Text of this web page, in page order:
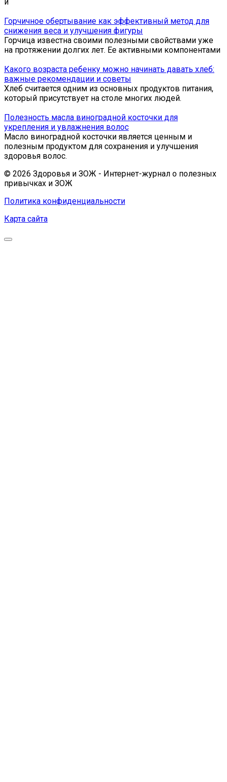
Горчичное обертывание как эффективный метод для
снижения веса и улучшения фигуры
Горчица известна своими полезными свойствами уже
на протяжении долгих лет. Ее активными компонентами
Какого возраста ребенку можно начинать давать хлеб:
важные рекомендации и советы
Хлеб считается одним из основных продуктов питания,
который присутствует на столе многих людей.
Полезность масла виноградной косточки для
укрепления и увлажнения волос
Масло виноградной косточки является ценным и
полезным продуктом для сохранения и улучшения
здоровья волос.
© 2026 Здоровья и ЗОЖ - Интернет-журнал о полезных
привычках и ЗОЖ
Политика конфиденциальности
Карта сайта